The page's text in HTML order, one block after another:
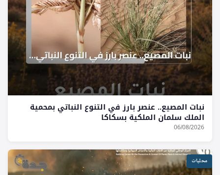
نبات المصيع.. عنصر بارز في التنوع النباتي بمحمية
الملك سلمان الملكية بسكاكا
06/08/2026
محليات